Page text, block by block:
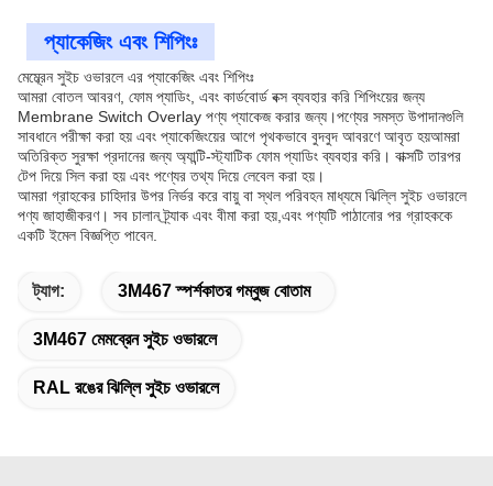
প্যাকেজিং এবং শিপিংঃ
মেম্ব্রেন সুইচ ওভারলে এর প্যাকেজিং এবং শিপিংঃ
আমরা বোতল আবরণ, ফোম প্যাডিং, এবং কার্ডবোর্ড বক্স ব্যবহার করি শিপিংয়ের জন্য
Membrane Switch Overlay পণ্য প্যাকেজ করার জন্য।পণ্যের সমস্ত উপাদানগুলি
সাবধানে পরীক্ষা করা হয় এবং প্যাকেজিংয়ের আগে পৃথকভাবে বুদবুদ আবরণে আবৃত হয়আমরা
অতিরিক্ত সুরক্ষা প্রদানের জন্য অ্যান্টি-স্ট্যাটিক ফোম প্যাডিং ব্যবহার করি। বাক্সটি তারপর
টেপ দিয়ে সিল করা হয় এবং পণ্যের তথ্য দিয়ে লেবেল করা হয়।
আমরা গ্রাহকের চাহিদার উপর নির্ভর করে বায়ু বা স্থল পরিবহন মাধ্যমে ঝিল্লি সুইচ ওভারলে
পণ্য জাহাজীকরণ। সব চালান ট্র্যাক এবং বীমা করা হয়,এবং পণ্যটি পাঠানোর পর গ্রাহককে
একটি ইমেল বিজ্ঞপ্তি পাবেন.
ট্যাগ: 3M467 স্পর্শকাতর গম্বুজ বোতাম
3M467 মেমব্রেন সুইচ ওভারলে
RAL রঙের ঝিল্লি সুইচ ওভারলে